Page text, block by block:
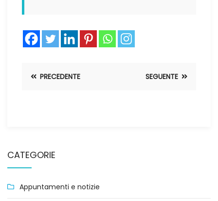
PRECEDENTE SEGUENTE
CATEGORIE
Appuntamenti e notizie